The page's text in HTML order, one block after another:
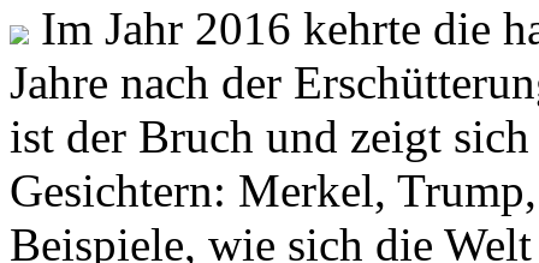
Im Jahr 2016 kehrte die
Jahre nach der
ist der Bruch und zeigt
Gesichtern: Merkel,
Beispiele, wie sich die